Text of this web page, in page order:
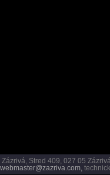
Zázrivá, Stred 409, 027 05
webmaster@zazriva.com,